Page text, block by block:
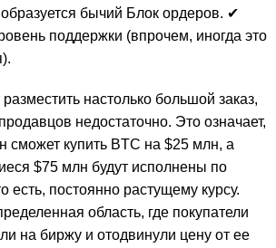
образуется бычий Блок ордеров. ✔
поддержки (впрочем, иногда это
настолько большой заказ,
недостаточно. Это означает,
сможет купить BTC на $25 млн, а
$75 млн будут исполнены по
постоянно растущему курсу.
область, где покупатели
на биржу и отодвинули цену от ее